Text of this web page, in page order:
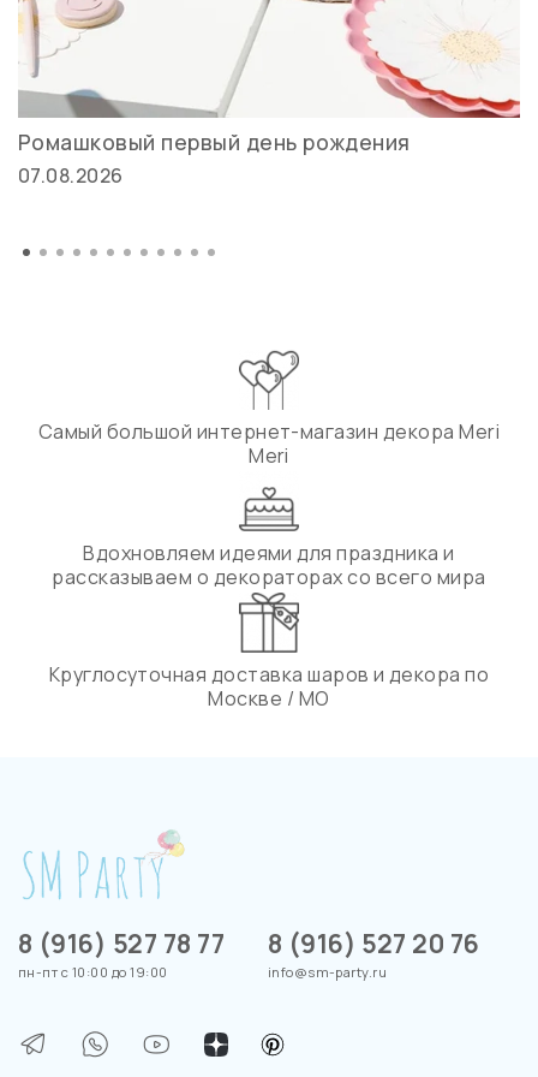
Ромашковый первый день рождения
07.08.2026
Самый большой интернет-магазин декора Meri
Meri
Вдохновляем идеями для праздника и
рассказываем о декораторах со всего мира
Круглосуточная доставка шаров и декора по
Москве / МО
8 (916) 527 78 77
пн-пт с 10:00 до 19:00
8 (916) 527 20 76
info@sm-party.ru